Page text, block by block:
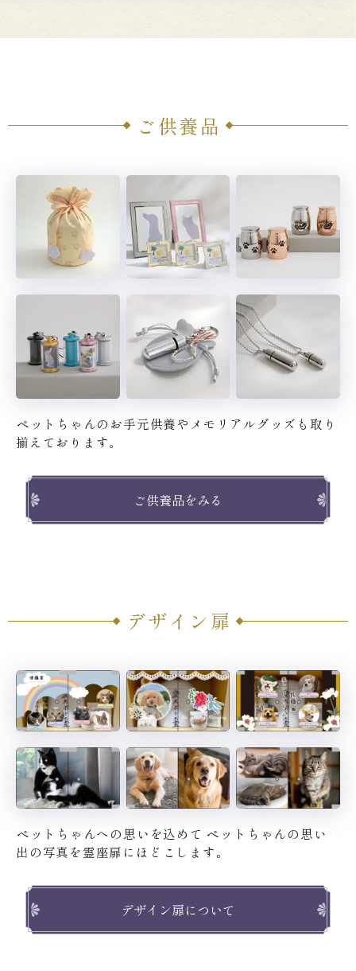
ご供養品
ペットちゃんのお手元供養や メモリアルグッズも取り
揃えております。
ご供養品をみる
デザイン扉
ペットちゃんへの思いを込めて ペットちゃんの思い
出の写真を霊座扉にほどこします。
デザイン扉について